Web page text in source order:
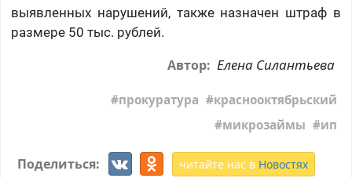
выявленных нарушений, также назначен штраф в
размере 50 тыс. рублей.
Автор: Елена Силантьева
прокуратура
краснооктябрьский
микрозаймы
ип
Поделиться: читайте нас в Новостях